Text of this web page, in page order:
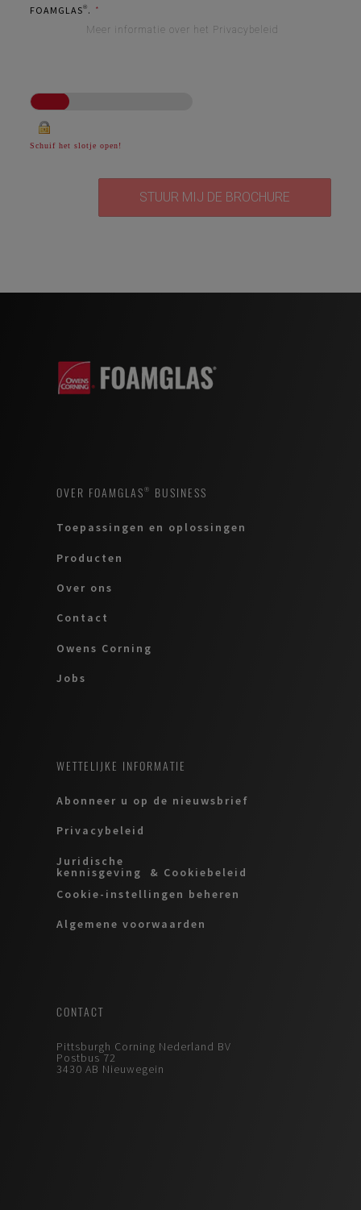
FOAMGLAS®. *
Meer informatie over het Privacybeleid
Schuif het slotje open!
OVER FOAMGLAS® BUSINESS
Toepassingen en oplossingen
Producten
Over ons
Contact
Owens Corning
Jobs
WETTELIJKE INFORMATIE
Abonneer u op de nieuwsbrief
Privacybeleid
Juridische
kennisgeving & Cookiebeleid
Cookie-instellingen beheren
Algemene voorwaarden
CONTACT
Pittsburgh Corning Nederland BV
Postbus 72
3430 AB Nieuwegein